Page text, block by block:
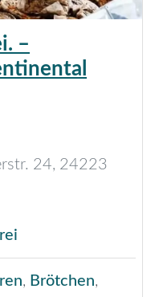
–
24, 24223
, Brötchen,